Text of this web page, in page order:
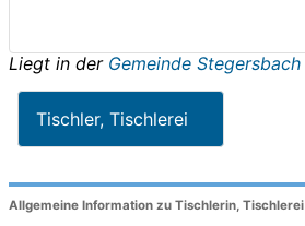
Liegt in der Gemeinde Stegersbach
Tischler, Tischlerei
Allgemeine Information zu Tischlerin, Tischlerei